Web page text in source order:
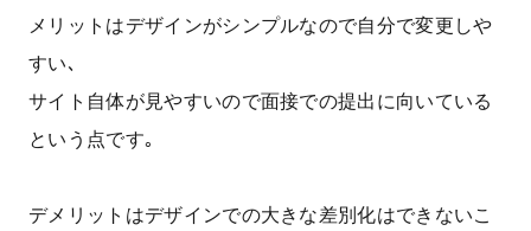
メリットはデザインがシンプルなので自分で変更しや
すい､
サイト自体が見やすいので面接での提出に向いている
という点です｡
デメリットはデザインでの大きな差別化はできないこ